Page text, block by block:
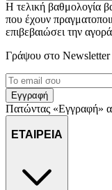
Η τελική βαθμολογία
που έχουν
επιβεβαιώσει την
Γράψου στο Νewsletter
Εγγραφή
Πατώντας «Εγγραφή»
ΕΤΑΙΡΕΙΑ